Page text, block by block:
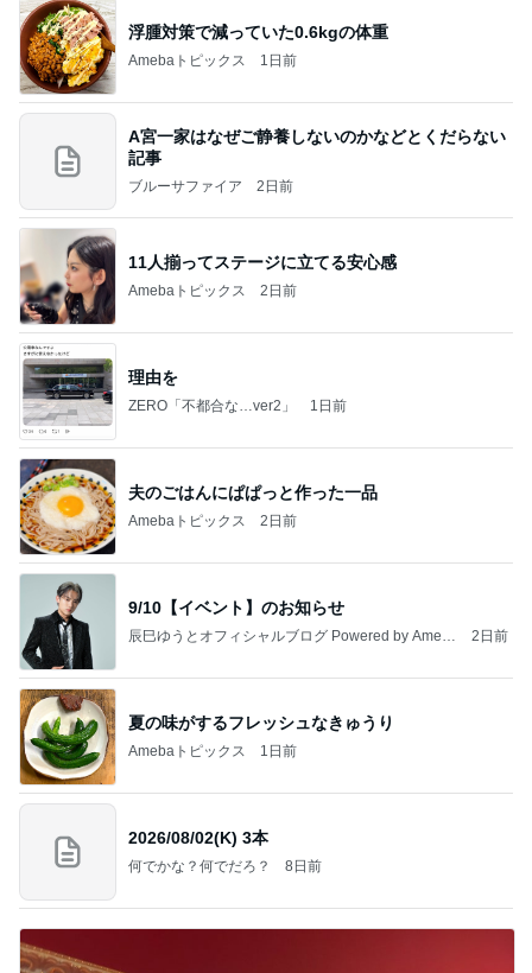
浮腫対策で減っていた0.6kgの体重
Amebaトピックス 1日前
A宮一家はなぜご静養しないのかなどとくだらない
記事
ブルーサファイア 2日前
11人揃ってステージに立てる安心感
Amebaトピックス 2日前
理由を
ZERO「不都合な…ver2」 1日前
夫のごはんにぱぱっと作った一品
Amebaトピックス 2日前
9/10【イベント】のお知らせ
辰巳ゆうとオフィシャルブログ Powered by Ameb
2日前
夏の味がするフレッシュなきゅうり
Amebaトピックス 1日前
2026/08/02(K) 3本
何でかな？何でだろ？ 8日前